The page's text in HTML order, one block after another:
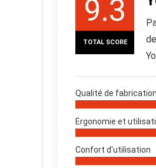
9.3
TOTAL SCORE
Qualité de fabrication
Ergonomie et
Confort d'utilisation